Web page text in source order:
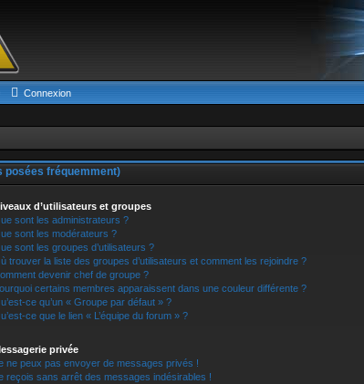
Connexion
posées fréquemment)
d’utilisateurs et groupes
sont les administrateurs ?
sont les modérateurs ?
sont les groupes d’utilisateurs ?
trouver la liste des groupes d’utilisateurs et comment les rejoindre ?
devenir chef de groupe ?
certains membres apparaissent dans une couleur différente ?
ce qu’un « Groupe par défaut » ?
ce que le lien « L’équipe du forum » ?
privée
ne peux pas envoyer de messages privés !
reçois sans arrêt des messages indésirables !